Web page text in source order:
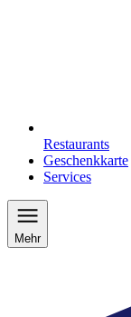
Restaurants
Geschenkkarte
Services
Mehr